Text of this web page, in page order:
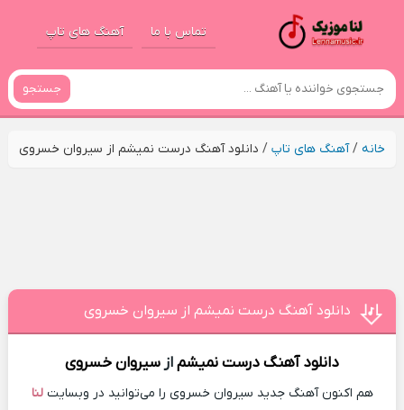
تماس با ما آهنگ های تاپ
جستجو
خانه/آهنگ های تاپ/ دانلود آهنگ درست نمیشم از سیروان خسروی
دانلود آهنگ درست نمیشم از سیروان خسروی
دانلود آهنگدرست نمیشمازسیروان خسروی
هم اکنون آهنگ جدید سیروان خسروی را می‌توانید در وبسایتلنا